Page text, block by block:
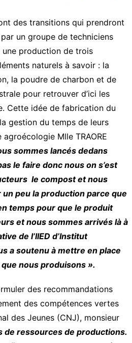
des transitions qui prendront
un groupe de techniciens
une production de trois
naturels à savoir : la
la poudre de charbon et de
pour retrouver d’ici les
Cette idée de fabrication du
gestion du temps de leurs
Mlle TRAORE
sommes lancés dedans
le faire donc nous on s’est
le compost et nous
un peu la production parce que
temps pour que le produit
et nous sommes arrivés là à
de l’IIED d’Institut
a soutenu à mettre en place
nous produisons ».
des recommandations
des compétences vertes
des Jeunes (CNJ), monsieur
de ressources de productions.